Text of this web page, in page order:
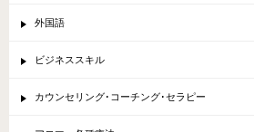
外国語
ビジネススキル
カウンセリング･コーチング･セラピー